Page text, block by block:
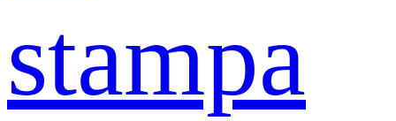
stampa